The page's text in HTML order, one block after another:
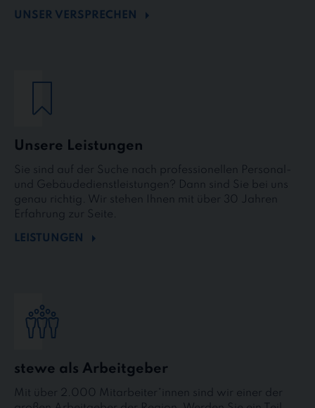
UNSER VERSPRECHEN
Unsere Leistungen
Sie sind auf der Suche nach professionellen Personal-
und Gebäudedienstleistungen? Dann sind Sie bei uns
genau richtig. Wir stehen Ihnen mit über 30 Jahren
Erfahrung zur Seite.
LEISTUNGEN
stewe als Arbeitgeber
Mit über 2.000 Mitarbeiter*innen sind wir einer der